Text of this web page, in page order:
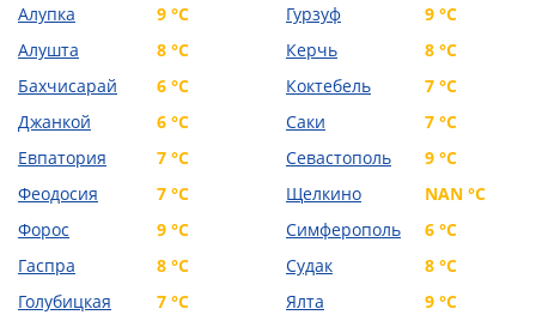
Алупка
9 °C
Алушта
8 °C
Бахчисарай
6 °C
Джанкой
6 °C
Евпатория
7 °C
Феодосия
7 °C
Форос
9 °C
Гаспра
8 °C
Голубицкая
7 °C
Гурзуф
9 °C
Керчь
8 °C
Коктебель
7 °C
Саки
7 °C
Севастополь
9 °C
Щелкино
NAN °C
Симферополь
6 °C
Судак
8 °C
Ялта
9 °C